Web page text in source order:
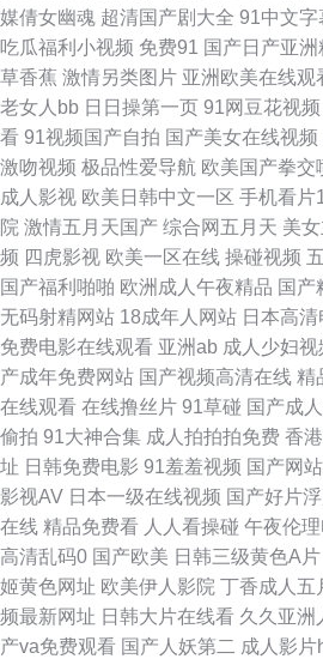
婷婷一区二区三区麻花 熟妇AV 久久不射网站
观看 日本一道www 亚洲第一第二综合视频 av
射 微拍福利69 精品国产九九 密桃视频网战
看 免费看91网站 在线肏屄视频观看 国产专区
航 av瑟瑟影院 国产成人拍 欧美本土自拍 91
韩欧美爱爱 91美女视频在线观 伊人久久成人
香蕉国产 AV日本网络站 午夜乱码 91抖阴蜜
拍 午夜福利亚洲色图 少妇抠逼 欧美少妇A级
片 伪娘导航 国产一V 欧美三级免费播放 深夜
级AV 久久狼友网 欧美成人综合网狠狠 亚洲
二三 影视Av第一页 黄色A级 久草视频网站 黑
媒倩女幽魂 超清国产剧大全 91中文字
吃瓜福利小视频 免费91 国产日产亚洲
草香蕉 激情另类图片 亚洲欧美在线观
老女人bb 日日操第一页 91网豆花视频
看 91视频国产自拍 国产美女在线视频
激吻视频 极品性爱导航 欧美国产拳交
成人影视 欧美日韩中文一区 手机看片
院 激情五月天国产 综合网五月天 美
频 四虎影视 欧美一区在线 操碰视频
国产福利啪啪 欧洲成人午夜精品 国产
无码射精网站 18成年人网站 日本高清
免费电影在线观看 亚洲ab 成人少妇视
产成年免费网站 国产视频高清在线 精
在线观看 在线撸丝片 91草碰 国产成
偷拍 91大神合集 成人拍拍拍免费 香
址 日韩免费电影 91羞羞视频 国产网站
影视AV 日本一级在线视频 国产好片
在线 精品免费看 人人看操碰 午夜伦理
高清乱码0 国产欧美 日韩三级黄色A片
姬黄色网址 欧美伊人影院 丁香成人五
频最新网址 日韩大片在线看 久久亚洲
产va免费观看 国产人妖第二 成人影片